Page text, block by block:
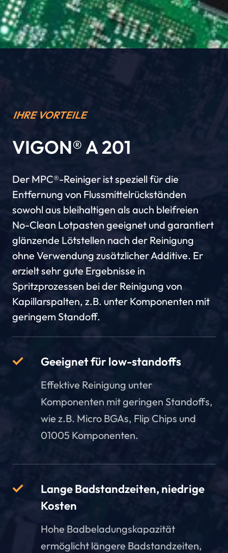
IHRE VORTEILE
VIGON® A 201
Der MPC®-Reiniger ist speziell für die
Entfernung von Flussmittelrückständen
sowohl aus bleihaltigen als auch bleifreien
No-Clean Lotpasten geeignet und garantiert
glänzende Lötstellen nach der Reinigung
ohne Verwendung zusätzlicher Additive. Er
erzielt sehr gute Ergebnisse in
Spritzprozessen bei der Reinigung von
Kapillarspalten, z.B. unter Komponenten mit
geringem Standoff.
Geeignet für low-standoffs
Effektive Reinigung unter
Komponenten mit geringen Standoffs,
wie z.B. Micro BGAs, Flip Chips und
01005 Komponenten.
Lange Badstandzeiten, niedrige
Kosten
Hohe Badbeladungskapazität
ermöglicht längere Badstandzeiten,